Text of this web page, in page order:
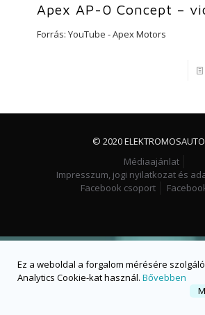
Apex AP-0 Concept –
Forrás: YouTube - Apex Motors
© 2020
Médiaajánlat
Impresszum, jogi nyilatkozat és
Facebook csoport
Ez a weboldal a forgalom mérésére
Analytics Cookie-kat használ. Bővebben